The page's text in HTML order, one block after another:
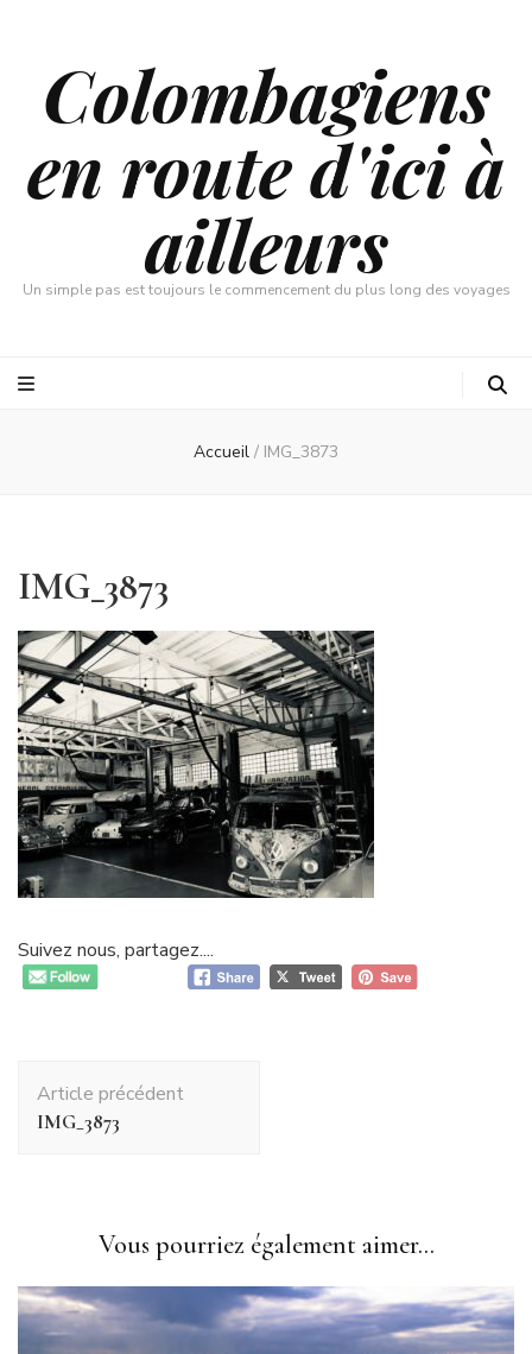
Colombagiens
en route d'ici à
ailleurs
Un simple pas est toujours le commencement du plus long des voyages
Accueil / IMG_3873
IMG_3873
Suivez nous, partagez....
d'article
Article précédent
IMG_3873
Vous pourriez également aimer...